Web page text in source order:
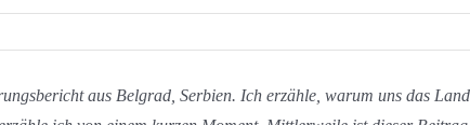
aus Belgrad, Serbien. Ich erzähle, warum uns das Land